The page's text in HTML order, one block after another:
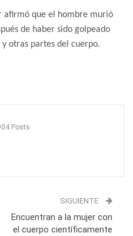
afirmó que el hombre murió
de haber sido golpeado
otras partes del cuerpo.
Posts
SIGUIENTE
Encuentran a la mujer con
el cuerpo científicamente